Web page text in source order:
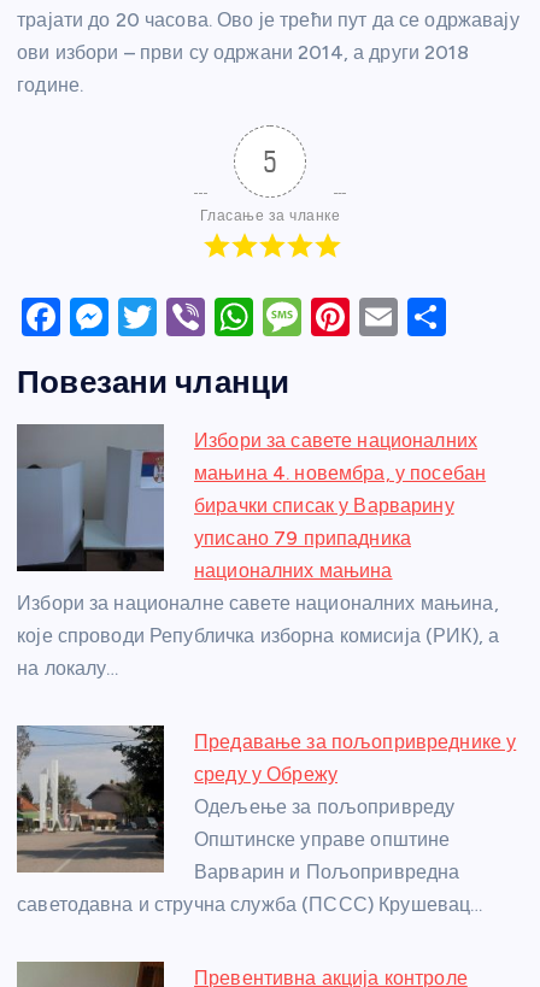
трајати до 20 часова. Ово је трећи пут да се одржавају
ови избори – први су одржани 2014, а други 2018
године.
5
Гласање за чланке
F
c
e
b
o
o
k
M
ss
e
n
g
er
T
itt
er
Vi
er
W
at
s
A
p
p
M
a
g
e
Pi
e
st
E
e
Повезани чланци
Избори за савете националних
мањина 4. новембра, у посебан
бирачки списак у Варварину
уписано 79 припадника
националних мањина
Избори за националне савете националних мањина,
које спроводи Републичка изборна комисија (РИК), а
на локалу…
Предавање за пољопривреднике у
среду у Обрежу
Одељење за пољопривреду
Општинске управе општине
Варварин и Пољопривредна
саветодавна и стручна служба (ПССС) Крушевац…
Превентивна акција контроле